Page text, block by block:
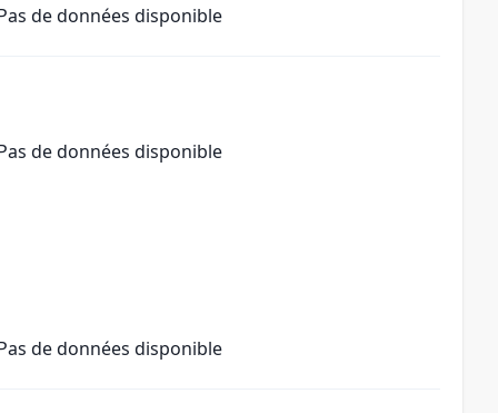
de données disponible
de données disponible
de données disponible